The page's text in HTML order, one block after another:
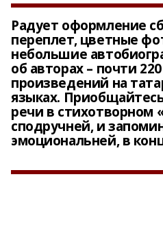
Радует оформление
переплет, цветные
небольшие
об авторах – почти
произведений на
языках.
речи в стихотворном
сподручней, и
эмоциональней, в